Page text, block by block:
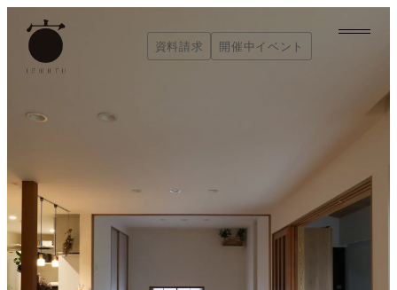
容
資料請求
資料請求
開催中イベント
開催中イベント